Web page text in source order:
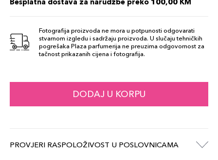
Fotografija proizvoda ne mora u potpunosti odgovarati
stvarnom izgledu i sadržaju proizvoda. U slučaju tehničkih
pogrešaka Plaza parfumerija ne preuzima odgovornost za
tačnost prikazanih cijena i fotografija.
DODAJ U KORPU
PROVJERI RASPOLOŽIVOST U POSLOVNICAMA